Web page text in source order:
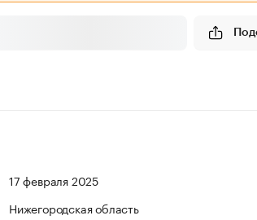
17 февраля 2025
Нижегородская область